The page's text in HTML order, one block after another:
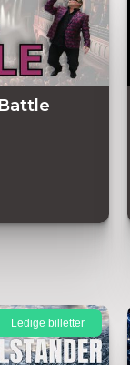
Ledige billetter